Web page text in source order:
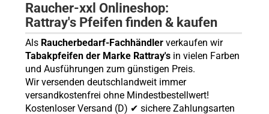
Raucher-xxl Onlineshop:
Rattray's Pfeifen finden & kaufen
Als Raucherbedarf-Fachhändlerverkaufen wir
Tabakpfeifen der Marke Rattray'sin vielen Farben
und Ausführungen zum günstigen Preis.
Wir versenden deutschlandweit immer
versandkostenfrei ohne Mindestbestellwert!
Kostenloser Versand (D) ✔ sichere Zahlungsarten